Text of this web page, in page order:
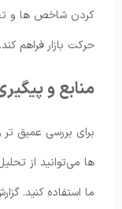
کردن شاخص ها و
حرکت بازار فراهم کند.
منابع و
برای بررسی عمیق
ها می‌توانید از
ما استفاده کنید.